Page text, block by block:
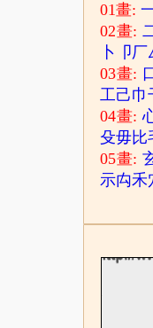
01畫:
02畫:
卜
卩厂
03畫:
工己巾
04畫:
殳毋比
05畫:
示禸禾